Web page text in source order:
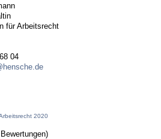
für Arbeitsrecht
04
2020